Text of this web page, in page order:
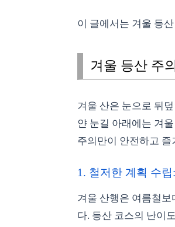
이 글에서는 겨울 등
겨울 등산 주
겨울 산은 눈으로 뒤
얀 눈길 아래에는 겨
주의만이 안전하고
1. 철저한 계획 수
겨울 산행은 여름철
다. 등산 코스의 난이